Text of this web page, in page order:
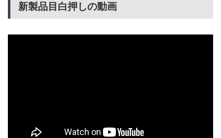
新製品目白押しの動画